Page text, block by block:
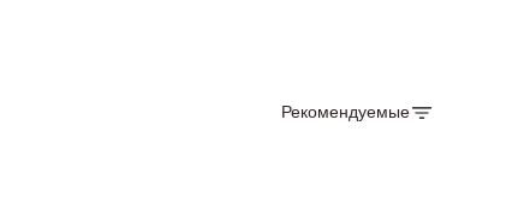
Рекомендуемые